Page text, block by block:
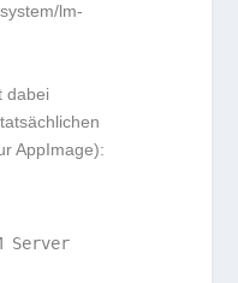
lm-
dabei
AppImage):
Server